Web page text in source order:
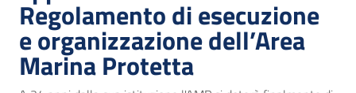
Regolamento di esecuzione
e organizzazione dell’Area
Marina Protetta